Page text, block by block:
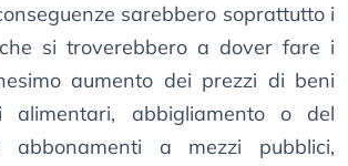
sarebbero soprattutto i
si troverebbero a dover fare i
aumento dei prezzi di beni
alimentari, abbigliamento o del
a mezzi pubblici,